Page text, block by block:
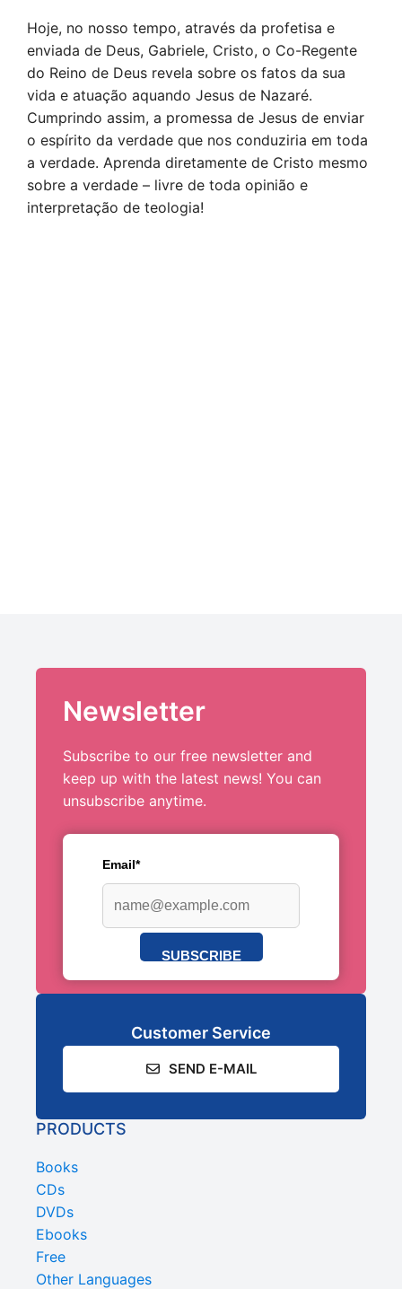
Hoje, no nosso tempo, através da profetisa e
enviada de Deus, Gabriele, Cristo, o Co-Regente
do Reino de Deus revela sobre os fatos da sua
vida e atuação aquando Jesus de Nazaré.
Cumprindo assim, a promessa de Jesus de enviar
o espírito da verdade que nos conduziria em toda
a verdade. Aprenda diretamente de Cristo mesmo
sobre a verdade – livre de toda opinião e
interpretação de teologia!
Newsletter
Subscribe to our free newsletter and
keep up with the latest news! You can
unsubscribe anytime.
Email*
SUBSCRIBE
Customer Service
SEND E-MAIL
PRODUCTS
Books
CDs
DVDs
Ebooks
Free
Other Languages